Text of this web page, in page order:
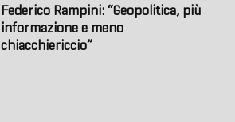
Federico Rampini: “Geopolitica, più
informazione e meno
chiacchiericcio”